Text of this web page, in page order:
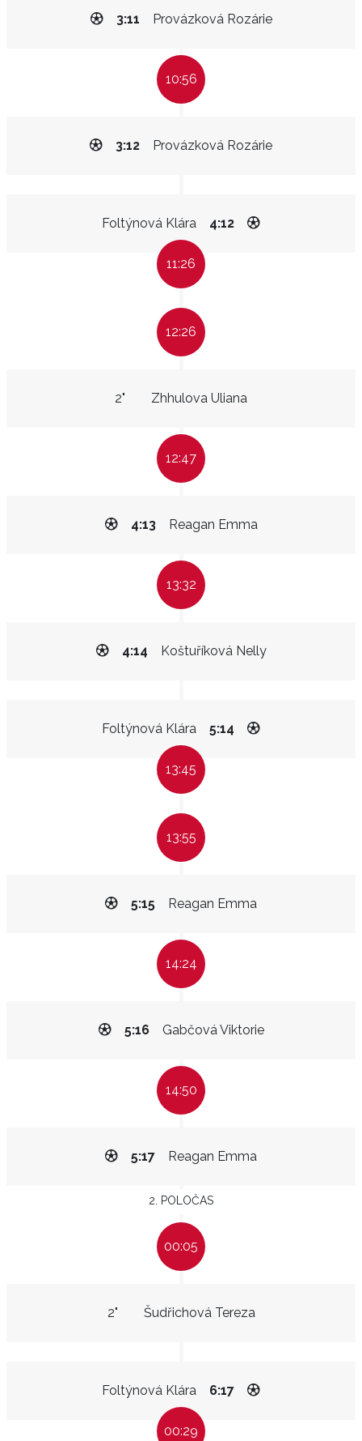
Provázková Rozárie
3:11
10:56
Provázková Rozárie
3:12
Foltýnová Klára 4:12
11:26
12:26
Zhhulova Uliana
2"
12:47
Reagan Emma
4:13
13:32
Koštuříková Nelly
4:14
Foltýnová Klára 5:14
13:45
13:55
Reagan Emma
5:15
14:24
Gabčová Viktorie
5:16
14:50
Reagan Emma
5:17
2. POLOČAS
00:05
Šudřichová Tereza
2"
Foltýnová Klára 6:17
00:29